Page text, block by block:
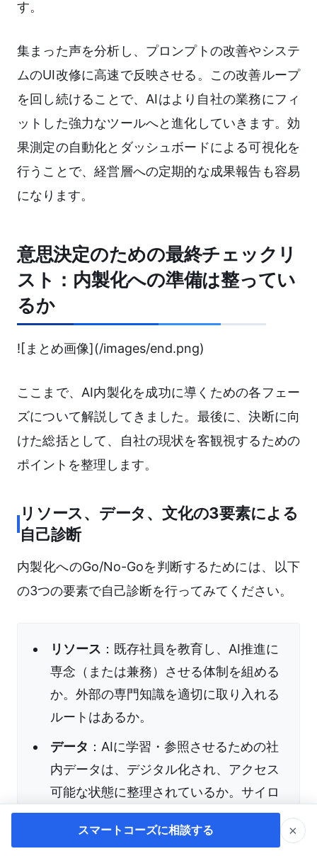
す。
集まった声を分析し、プロンプトの改善やシステ
ムのUI改修に高速で反映させる。この改善ループ
を回し続けることで、AIはより自社の業務にフィ
ットした強力なツールへと進化していきます。効
果測定の自動化とダッシュボードによる可視化を
行うことで、経営層への定期的な成果報告も容易
になります。
意思決定のための最終チェックリ
スト：内製化への準備は整ってい
るか
![まとめ画像](/images/end.png)
ここまで、AI内製化を成功に導くための各フェー
ズについて解説してきました。最後に、決断に向
けた総括として、自社の現状を客観視するための
ポイントを整理します。
リソース、データ、文化の3要素による
自己診断
内製化へのGo/No-Goを判断するためには、以下
の3つの要素で自己診断を行ってみてください。
リソース ：既存社員を教育し、AI推進に
専念（または兼務）させる体制を組める
か。外部の専門知識を適切に取り入れる
ルートはあるか。
データ ：AIに学習・参照させるための社
内データは、デジタル化され、アクセス
可能な状態に整理されているか。サイロ
化（孤立）していないか。
文化：新しい技術に対する現場の抵抗感
スマートコーズに相談する ×